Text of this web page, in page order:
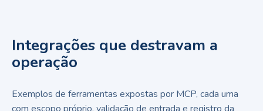
Integrações que destravam a
operação
Exemplos de ferramentas expostas por MCP, cada uma